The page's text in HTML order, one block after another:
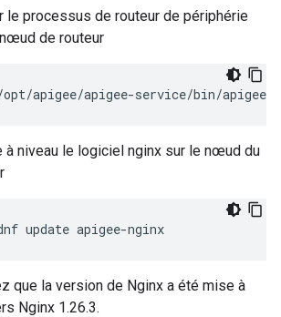
le processus de routeur de périphérie
de routeur
opt/apigee/apigee-service/bin/apigee-
à niveau le logiciel nginx sur le nœud du
update apigee-nginx
que la version de Nginx a été mise à
Nginx 1.26.3.